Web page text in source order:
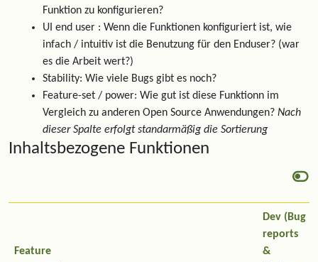
Funktion zu konfigurieren?
UI end user : Wenn die Funktionen konfiguriert ist, wie
infach / intuitiv ist die Benutzung für den Enduser? (war
es die Arbeit wert?)
Stability: Wie viele Bugs gibt es noch?
Feature-set / power: Wie gut ist diese Funktionn im
Vergleich zu anderen Open Source Anwendungen? Nach
dieser Spalte erfolgt standarmäßig die Sortierung
Inhaltsbezogene Funktionen
Feature
Dev (Bug
reports
&